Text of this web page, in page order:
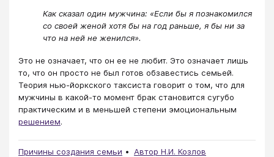
Как сказал один мужчина: «Если бы я познакомился
со своей женой хотя бы на год раньше, я бы ни за
что на ней не женился».
Это не означает, что он ее не любит. Это означает лишь
то, что он просто не был готов обзавестись семьей.
Теория нью-йоркского таксиста говорит о том, что для
мужчины в какой-то момент брак становится сугубо
практическим и в меньшей степени эмоциональным
решением.
Причины создания семьи Автор Н.И. Козлов